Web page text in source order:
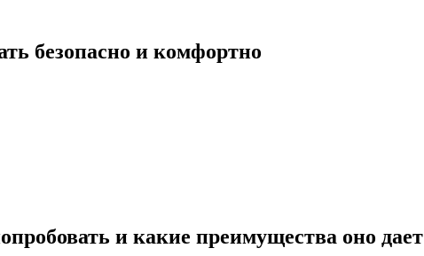
безопасно и комфортно
и какие преимущества оно дает